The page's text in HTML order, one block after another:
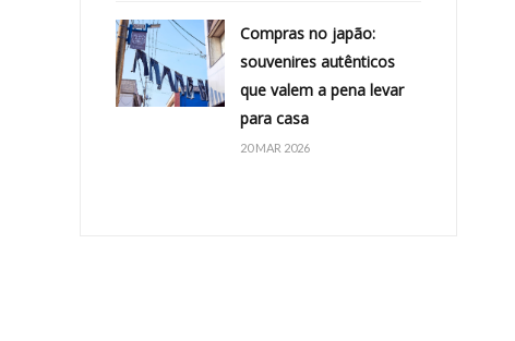
Compras no japão:
souvenires autênticos
que valem a pena levar
para casa
20 MAR 2026